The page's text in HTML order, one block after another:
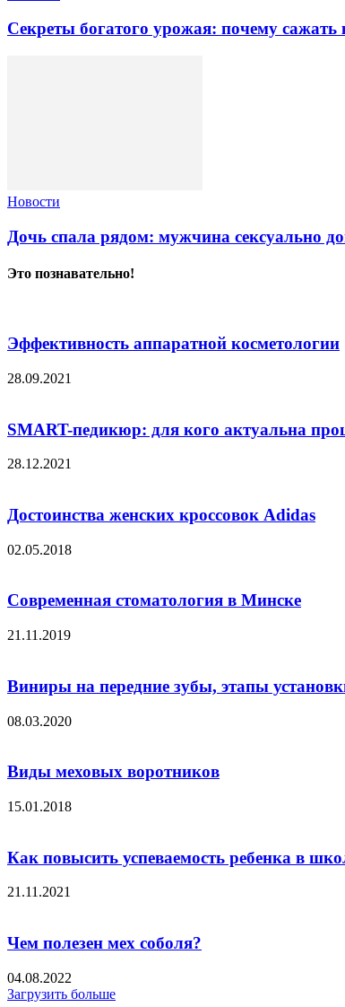
Секреты богатого урожая: почему сажать
Новости
Дочь спала рядом: мужчина сексуально
Это познавательно!
Эффективность аппаратной косметологии
28.09.2021
SMART-педикюр: для кого актуальна
28.12.2021
Достоинства женских кроссовок Adidas
02.05.2018
Современная стоматология в Минске
21.11.2019
Виниры на передние зубы, этапы
08.03.2020
Виды меховых воротников
15.01.2018
Как повысить успеваемость ребенка в
21.11.2021
Чем полезен мех соболя?
04.08.2022
Загрузить больше